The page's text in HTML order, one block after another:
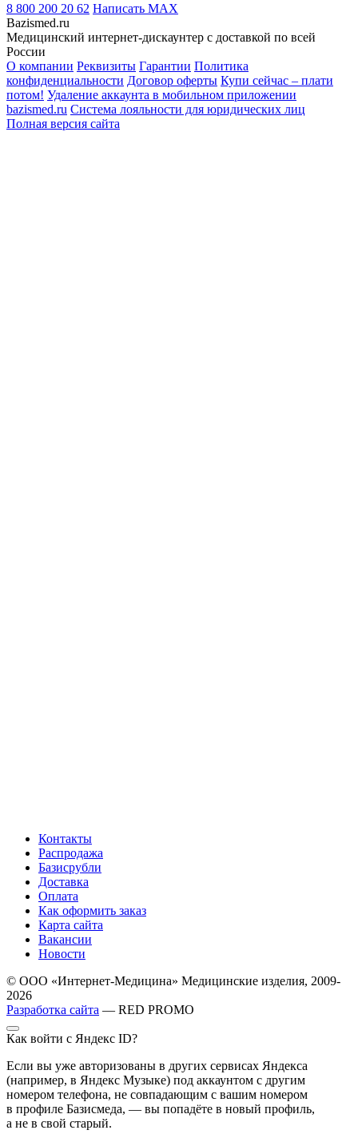
8 800 200 20 62 Написать MAX
Bazismed.ru
Медицинский интернет-дискаунтер с доставкой по всей
России
О компании Реквизиты Гарантии Политика
конфиденциальности Договор оферты Купи сейчас – плати
потом! Удаление аккаунта в мобильном приложении
bazismed.ru Система лояльности для юридических лиц
Полная версия сайта
Контакты
Распродажа
Базисрубли
Доставка
Оплата
Как оформить заказ
Карта сайта
Вакансии
Новости
© ООО «Интернет-Медицина» Медицинские изделия, 2009-
2026
Разработка сайта — RED PROMO
Как войти с Яндекс ID?
Если вы уже авторизованы в других сервисах Яндекса
(например, в Яндекс Музыке) под аккаунтом с другим
номером телефона, не совпадающим с вашим номером
в профиле Базисмеда, — вы попадёте в новый профиль,
а не в свой старый.